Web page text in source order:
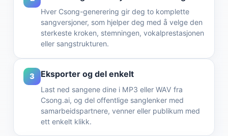
Hver Csong-generering gir deg to komplette
sangversjoner, som hjelper deg med å velge den
sterkeste kroken, stemningen, vokalprestasjonen
eller sangstrukturen.
3 Eksporter og del enkelt
Last ned sangene dine i MP3 eller WAV fra
Csong.ai, og del offentlige sanglenker med
samarbeidspartnere, venner eller publikum med
ett enkelt klikk.